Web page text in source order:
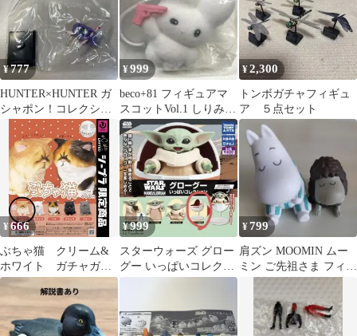
¥777
HUNTER×HUNTER ガ
シャポン！コレクショ
ン ヨークシンシティ編
ネオン
¥999
beco+81 フィギュアマ
スコットVol.1 しりみみ
うさぎ BANG!
¥2,300
トンボガチャフィギュ
ア ５点セット
¥666
ぶちゃ猫 クリーム&
ホワイト ガチャガチ
ャ フィギュア
¥999
スターウォーズ グロー
グー いっぱいコレクシ
¥799
肩ズン MOOMIN ムー
ミン ご先祖さま フィギ